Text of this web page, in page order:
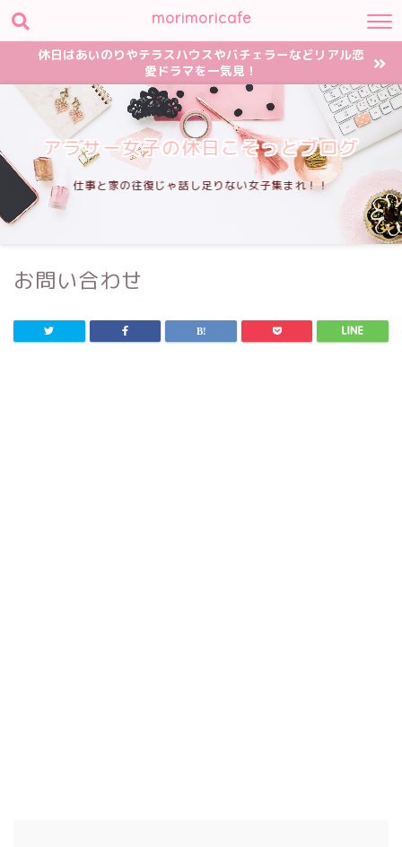
morimoricafe
休日はあいのりやテラスハウスやバチェラーなどリアル恋
愛ドラマを一気見！
アラサー女子の休日こそっとブログ
仕事と家の往復じゃ話し足りない女子集まれ！！
お問い合わせ